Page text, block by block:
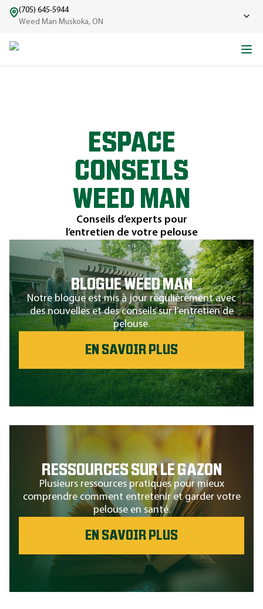
(705) 645-5944
Weed Man Muskoka, ON
ESPACE
CONSEILS
WEED MAN
Conseils d’experts pour
l’entretien de votre pelouse
BLOGUE WEED MAN
Notre blogue est mis à jour régulièrement avec
des nouvelles et des conseils sur l’entretien de
pelouse.
EN SAVOIR PLUS
RESSOURCES SUR LE GAZON
Plusieurs ressources pratiques pour mieux
comprendre comment entretenir et garder votre
pelouse en santé.
EN SAVOIR PLUS